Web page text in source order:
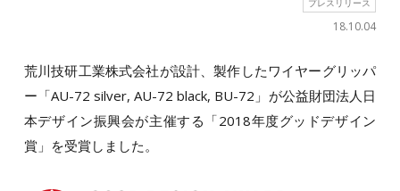
図面ダウンロード
18.10.04
荒川技研工業株式会社が設計、製作したワイヤーグリッパ
ー「AU-72 silver, AU-72 black, BU-72」が公益財団法人日
本デザイン振興会が主催する「2018年度グッドデザイン
賞」を受賞しました。